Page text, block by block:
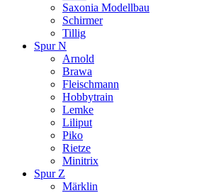
Saxonia Modellbau
Schirmer
Tillig
Spur N
Arnold
Brawa
Fleischmann
Hobbytrain
Lemke
Liliput
Piko
Rietze
Minitrix
Spur Z
Märklin